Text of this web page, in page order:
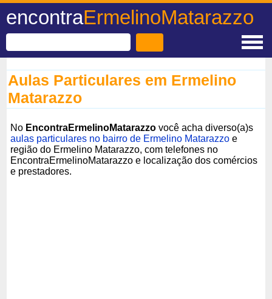
encontraErmelinoMatarazzo
Aulas Particulares em Ermelino
Matarazzo
No EncontraErmelinoMatarazzo você acha diverso(a)s
aulas particulares no bairro de Ermelino Matarazzo e
região do Ermelino Matarazzo, com telefones no
EncontraErmelinoMatarazzo e localização dos comércios
e prestadores.